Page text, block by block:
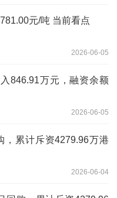
元/吨 当前看点
2026-06-05
846.91万元，融资余额
2026-06-05
，累计斥资4279.96万港
2026-06-04